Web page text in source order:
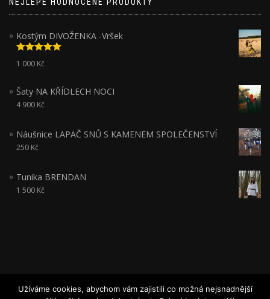
NEJLÉPE HODNOCENÉ PRODUKTY
Kostým DIVOŽENKA -Vršek
Hodnocení
5.00z 5
1 000 Kč
Šaty NA KŘÍDLECH NOCI
4 900 Kč
Náušnice LAPAČ SNŮ S KAMENEM SPOLEČENSTVÍ
250 Kč
Tunika BRENDAN
1 500 Kč
Užíváme cookies, abychom vám zajistili co možná nejsnadnější